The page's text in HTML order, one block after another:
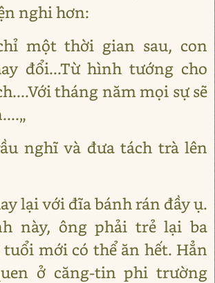
nghi hơn:
một thời gian sau, con
đổi...Từ hình tướng cho
tháng năm mọi sự sẽ
nghĩ và đưa tách trà lên
lại với đĩa bánh rán đầy ụ.
này, ông phải trẻ lại ba
mới có thể ăn hết. Hẳn
ở căng-tin phi trường